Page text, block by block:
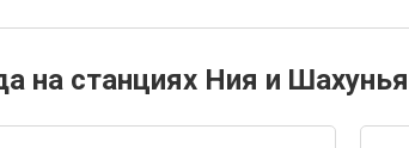
на станциях Ния и Шахунья